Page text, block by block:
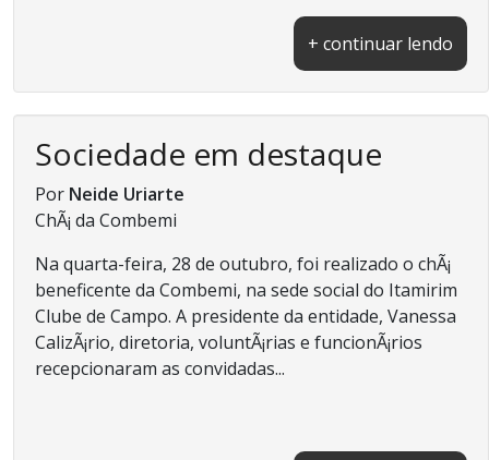
+ continuar lendo
Sociedade em destaque
Por Neide Uriarte
ChÃ¡ da Combemi
Na quarta-feira, 28 de outubro, foi realizado o chÃ¡
beneficente da Combemi, na sede social do Itamirim
Clube de Campo. A presidente da entidade, Vanessa
CalizÃ¡rio, diretoria, voluntÃ¡rias e funcionÃ¡rios
recepcionaram as convidadas...